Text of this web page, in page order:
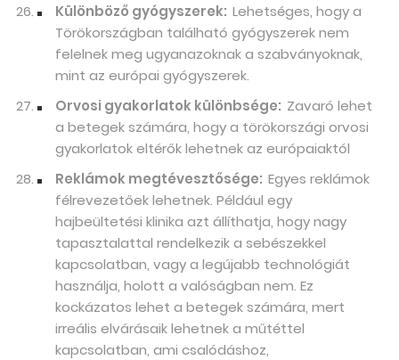
Különböző gyógyszerek: Lehetséges, hogy a
Törökországban található gyógyszerek nem
felelnek meg ugyanazoknak a szabványoknak,
mint az európai gyógyszerek.
Orvosi gyakorlatok különbsége: Zavaró lehet
a betegek számára, hogy a törökországi orvosi
gyakorlatok eltérők lehetnek az európaiaktól
Reklámok megtévesztősége: Egyes reklámok
félrevezetőek lehetnek. Például egy
hajbeültetési klinika azt állíthatja, hogy nagy
tapasztalattal rendelkezik a sebészekkel
kapcsolatban, vagy a legújabb technológiát
használja, holott a valóságban nem. Ez
kockázatos lehet a betegek számára, mert
irreális elvárásaik lehetnek a műtéttel
kapcsolatban, ami csalódáshoz,